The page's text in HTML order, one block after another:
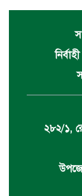
২৮২/১,